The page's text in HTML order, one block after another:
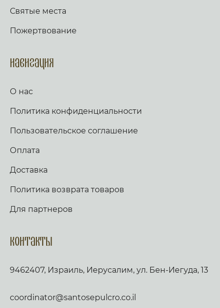
Святые места
Пожертвование
Навигация
О нас
Политика конфиденциальности
Пользовательское соглашение
Оплата
Доставка
Политика возврата товаров
Для партнеров
Контакты
9462407, Израиль, Иерусалим, ул. Бен-Иегуда, 13
coordinator@santosepulcro.co.il